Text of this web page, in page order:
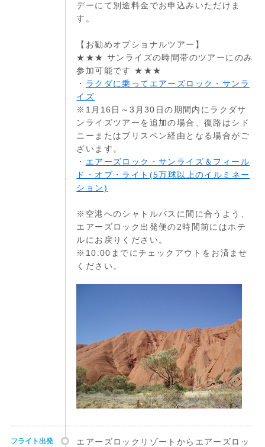
デーにて別途料金でお申込みいただけま
す。
【お勧めオプショナルツアー】
★★★ サンライズの時間帯のツアーにのみ
参加可能です ★★★
・ ラクダに乗ってエアーズロック・サンラ
イズ
※1月16日～3月30日の期間内にラクダサ
ンライズツアーを追加の場合、復路はシド
ニーまたはブリスベン経由となる場合がご
ざいます。
・ エアーズロック・サンライズ＆フィール
ド・オブ・ライト(5万球以上のイルミネー
ション)
※空港へのシャトルバスに間に合うよう、
エアーズロック出発便の2時間前にはホテ
ルにお戻りください。
※10:00までにチェックアウトをお済ませ
ください。
フライト出発
エアーズロックリゾートからエアーズロッ